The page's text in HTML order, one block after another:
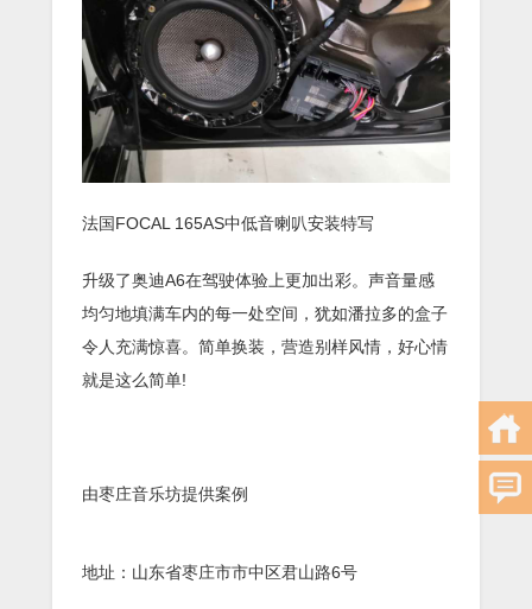
法国FOCAL 165AS中低音喇叭安装特写
升级了奥迪A6在驾驶体验上更加出彩。声音量感
均匀地填满车内的每一处空间，犹如潘拉多的盒子
令人充满惊喜。简单换装，营造别样风情，好心情
就是这么简单!
由枣庄音乐坊提供案例
地址：山东省枣庄市市中区君山路6号